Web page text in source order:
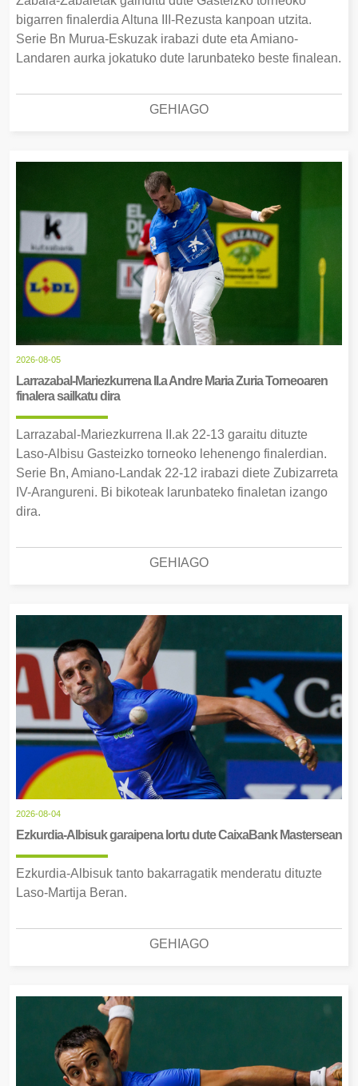
bigarren finalerdia Altuna III-Rezusta kanpoan utzita.
Serie Bn Murua-Eskuzak irabazi dute eta Amiano-
Landaren aurka jokatuko dute larunbateko beste finalean.
GEHIAGO
2026-08-05
Larrazabal-Mariezkurrena II.a Andre Maria Zuria Torneoaren
finalera sailkatu dira
Larrazabal-Mariezkurrena II.ak 22-13 garaitu dituzte
Laso-Albisu Gasteizko torneoko lehenengo finalerdian.
Serie Bn, Amiano-Landak 22-12 irabazi diete Zubizarreta
IV-Arangureni. Bi bikoteak larunbateko finaletan izango
dira.
GEHIAGO
2026-08-04
Ezkurdia-Albisuk garaipena lortu dute CaixaBank Mastersean
Ezkurdia-Albisuk tanto bakarragatik menderatu dituzte
Laso-Martija Beran.
GEHIAGO